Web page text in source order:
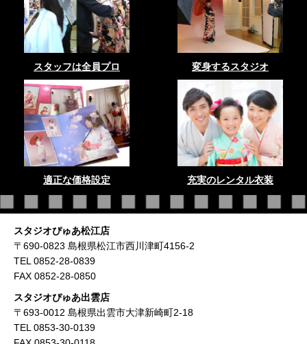
スタッフは全員プロ 変身するスタジオ
適正な価格設定 充実のレンタル衣装
スタジオぴゅあ松江店
〒690-0823 島根県松江市西川津町4156-2
TEL 0852-28-0839
FAX 0852-28-0850
スタジオぴゅあ出雲店
〒693-0012 島根県出雲市大津新崎町2-18
TEL 0853-30-0139